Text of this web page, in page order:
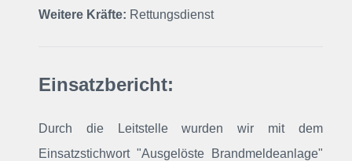
Weitere Kräfte: Rettungsdienst
Einsatzbericht:
Durch die Leitstelle wurden wir mit dem
Einsatzstichwort "Ausgelöste Brandmeldeanlage"